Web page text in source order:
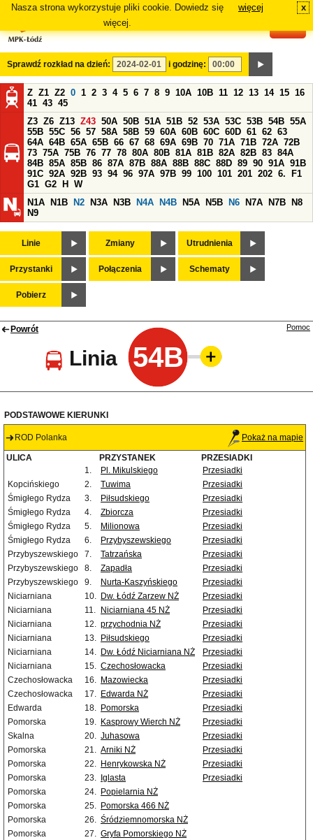
Nasza strona wykorzystuje pliki cookie. Dowiedz się
więcej.
więcej x
Sprawdź rozkład na dzień: i godzinę:
Z Z1 Z2 0 1 2 3 4 5 6 7 8 9 10A 10B 11 12 13 14 15 16
41 43 45
Z3 Z6 Z13 Z43 50A 50B 51A 51B 52 53A 53C 53B 54B 55A
55B 55C 56 57 58A 58B 59 60A 60B 60C 60D 61 62 63
64A 64B 65A 65B 66 67 68 69A 69B 70 71A 71B 72A 72B
73 75A 75B 76 77 78 80A 80B 81A 81B 82A 82B 83 84A
84B 85A 85B 86 87A 87B 88A 88B 88C 88D 89 90 91A 91B
91C 92A 92B 93 94 96 97A 97B 99 100 101 201 202 6.
F1
G1 G2 H
W
N1A
N1B N2 N3A N3B N4A N4B N5A N5B N6 N7A N7B
N8
N9
Linie Zmiany Utrudnienia
Przystanki Połączenia Schematy
Pobierz
Powrót
Linia 54B
Pomoc
PODSTAWOWE KIERUNKI
ROD Polanka Pokaż na mapie
ULICA PRZYSTANEK
PRZESIADKI
1.
Pl. Mikulskiego
Przesiadki
Kopcińskiego
2. Tuwima
Przesiadki
Śmigłego Rydza
3. Piłsudskiego
Przesiadki
Śmigłego Rydza
4. Zbiorcza
Przesiadki
Śmigłego Rydza
5. Milionowa
Przesiadki
Śmigłego Rydza
6. Przybyszewskiego
Przesiadki
Przybyszewskiego
7. Tatrzańska
Przesiadki
Przybyszewskiego
8. Zapadła
Przesiadki
Przybyszewskiego
9. Nurta-Kaszyńskiego
Przesiadki
Niciarniana
10. Dw. Łódź Zarzew NŻ
Przesiadki
Niciarniana
11. Niciarniana 45 NŻ
Przesiadki
Niciarniana
12. przychodnia NŻ
Przesiadki
Niciarniana
13. Piłsudskiego
Przesiadki
Niciarniana
14. Dw. Łódź Niciarniana NŻ
Przesiadki
Niciarniana
15. Czechosłowacka
Przesiadki
Czechosłowacka
16. Mazowiecka
Przesiadki
Czechosłowacka
17. Edwarda NŻ
Przesiadki
Edwarda
18. Pomorska
Przesiadki
Pomorska
19. Kasprowy Wierch NŻ
Przesiadki
Skalna
20. Juhasowa
Przesiadki
Pomorska
21. Arniki NŻ
Przesiadki
Pomorska
22. Henrykowska NŻ
Przesiadki
Pomorska
23. Iglasta
Przesiadki
Pomorska
24. Popielarnia NŻ
Pomorska
25. Pomorska 466 NŻ
Pomorska
26. Śródziemnomorska NŻ
Pomorska
27. Gryfa Pomorskiego NŻ